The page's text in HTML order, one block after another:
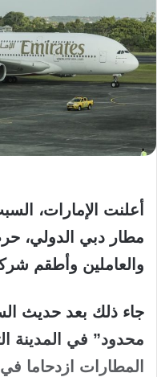
أعلنت الإمارات،
مطار دبي الدولي،
والعاملين وأطقم
جاء ذلك بعد حديث
محدود” في المدينة
المطارات ازدحاما